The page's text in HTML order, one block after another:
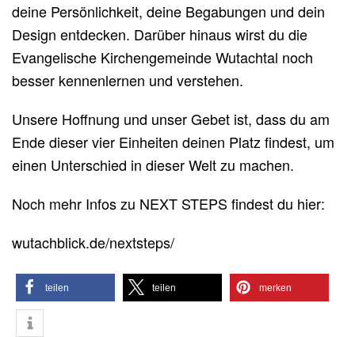
deine Persönlichkeit, deine Begabungen und dein
Design entdecken. Darüber hinaus wirst du die
Evangelische Kirchengemeinde Wutachtal noch
besser kennenlernen und verstehen.
Unsere Hoffnung und unser Gebet ist, dass du am
Ende dieser vier Einheiten deinen Platz findest, um
einen Unterschied in dieser Welt zu machen.
Noch mehr Infos zu NEXT STEPS findest du hier:
wutachblick.de/nextsteps/
teilen teilen merken